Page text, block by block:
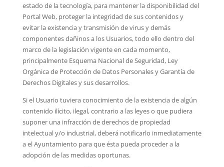
estado de la tecnología, para mantener la disponibilidad del
Portal Web, proteger la integridad de sus contenidos y
evitar la existencia y transmisión de virus y demás
componentes dañinos a los Usuarios, todo ello dentro del
marco de la legislación vigente en cada momento,
principalmente Esquema Nacional de Seguridad, Ley
Orgánica de Protección de Datos Personales y Garantía de
Derechos Digitales y sus desarrollos.
Si el Usuario tuviera conocimiento de la existencia de algún
contenido ilícito, ilegal, contrario a las leyes o que pudiera
suponer una infracción de derechos de propiedad
intelectual y/o industrial, deberá notificarlo inmediatamente
a el Ayuntamiento para que ésta pueda proceder a la
adopción de las medidas oportunas.